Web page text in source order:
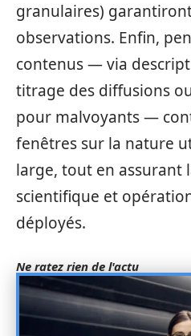
granulaires)
observations. Enfin,
contenus — via
titrage des diffusions
pour malvoyants —
fenêtres sur la nature
large, tout en assurant
scientifique et
déployés.
Ne ratez rien de l'actu